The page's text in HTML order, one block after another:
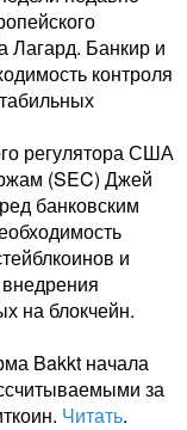
Лагард. Банкир и
контроля
регулятора США
(SEC) Джей
банковским
и
на блокчейн.
Bakkt начала
за
Читать.